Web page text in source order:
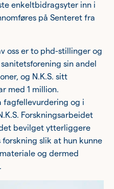
enkeltbidragsyter inn i
på Senteret fra
oss er to phd-stillinger og
sin andel
og N.K.S. sitt
med 1 million.
fagfellevurdering og i
Forskningsarbeidet
bevilget ytterliggere
slik at hun kunne
og dermed